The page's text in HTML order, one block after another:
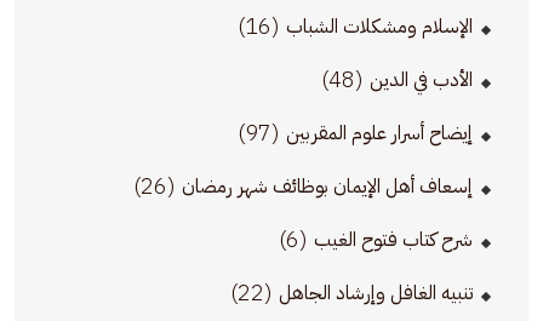
الإسلام ومشكلات الشباب (16)
الأدب في الدين (48)
إيضاح أسرار علوم المقربين (97)
إسعاف أهل الإيمان بوظائف شهر رمضان (26)
شرح كتاب فتوح الغيب (6)
تنبيه الغافل وإرشاد الجاهل (22)